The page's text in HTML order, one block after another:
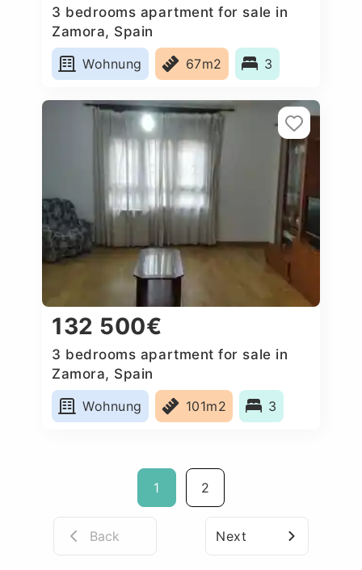
3 bedrooms apartment for sale in
Zamora, Spain
Wohnung
67m2 3
132 500€
3 bedrooms apartment for sale in
Zamora, Spain
Wohnung
101m2 3
1 2
Back Next